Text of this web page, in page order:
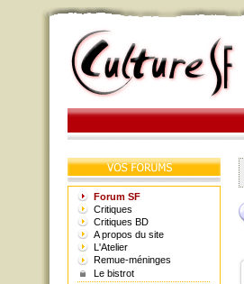
Forum SF
Critiques
Critiques BD
A propos du site
L'Atelier
Remue-méninges
Le bistrot